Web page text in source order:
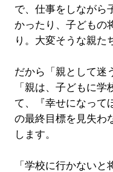
で、仕事をしながら
かったり、子どもの
り。大変そうな親た
だから「親として迷
「親は、子どもに学
て、『幸せになって
の最終目標を見失わ
します。
「学校に行かない